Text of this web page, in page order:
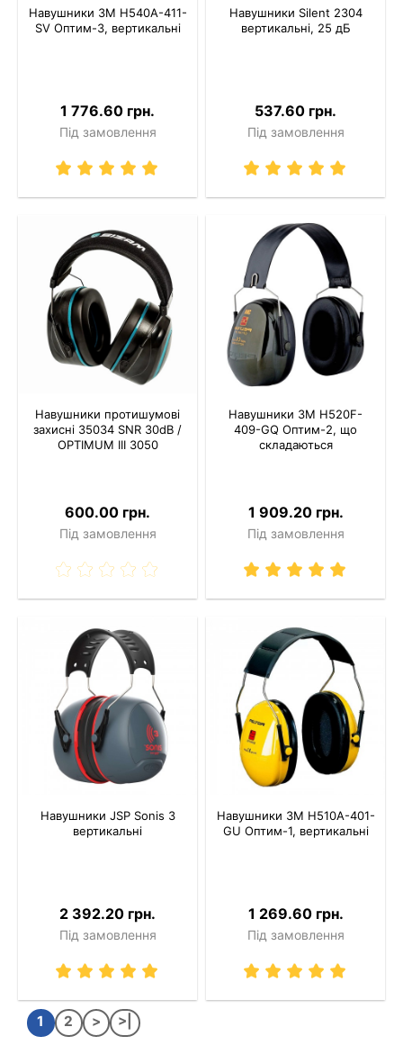
Навушники 3M H540A-411-
SV Оптим-3, вертикальні
1 776.60 грн.
Під замовлення
Навушники Silent 2304
вертикальні, 25 дБ
537.60 грн.
Під замовлення
Навушники протишумові
захисні 35034 SNR 30dB /
OPTIMUM III 3050
600.00 грн.
Під замовлення
Навушники 3M H520F-
409-GQ Оптим-2, що
складаються
1 909.20 грн.
Під замовлення
Навушники JSP Sonis 3
вертикальні
2 392.20 грн.
Під замовлення
Навушники 3M H510A-401-
GU Оптим-1, вертикальні
1 269.60 грн.
Під замовлення
1 2 > >|